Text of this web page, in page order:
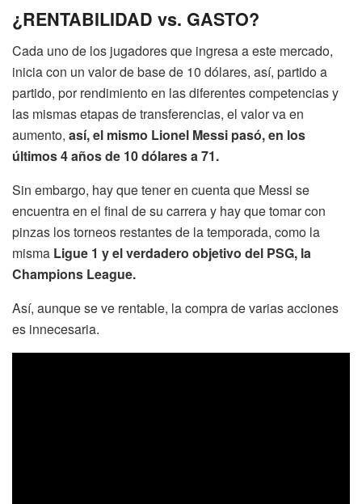
¿RENTABILIDAD vs. GASTO?
Cada uno de los jugadores que ingresa a este mercado,
inicia con un valor de base de 10 dólares, así, partido a
partido, por rendimiento en las diferentes competencias y
las mismas etapas de transferencias, el valor va en
aumento, así, el mismo Lionel Messi pasó, en los
últimos 4 años de 10 dólares a 71.
Sin embargo, hay que tener en cuenta que Messi se
encuentra en el final de su carrera y hay que tomar con
pinzas los torneos restantes de la temporada, como la
misma Ligue 1 y el verdadero objetivo del PSG, la
Champions League.
Así, aunque se ve rentable, la compra de varias acciones
es innecesaria.